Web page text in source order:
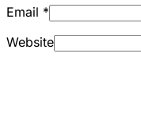
Email *
Website